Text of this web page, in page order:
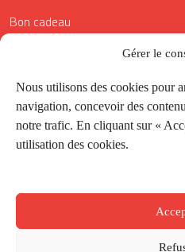
Gérer le
Nous utilisons des cookies pour
navigation, concevoir des
notre trafic. En cliquant sur «
utilisation des cookies.
Bon cadeau
Conditions générales de vente
Réductions de la Carte Côté
Application